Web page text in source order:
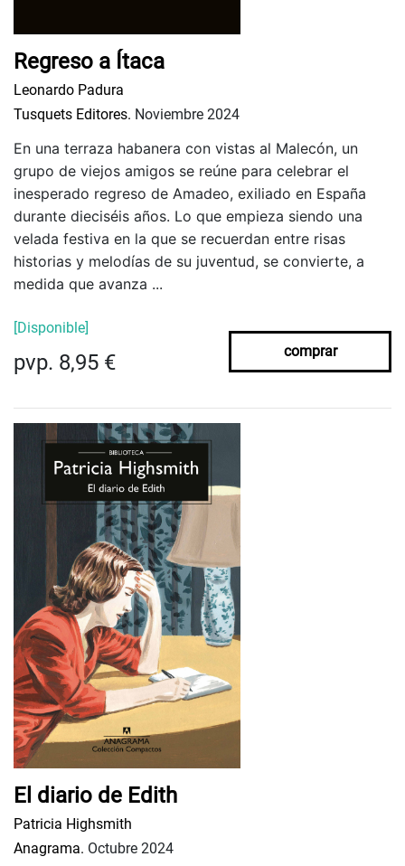
Regreso a Ítaca
Leonardo Padura
Tusquets Editores. Noviembre 2024
En una terraza habanera con vistas al Malecón, un
grupo de viejos amigos se reúne para celebrar el
inesperado regreso de Amadeo, exiliado en España
durante dieciséis años. Lo que empieza siendo una
velada festiva en la que se recuerdan entre risas
historias y melodías de su juventud, se convierte, a
medida que avanza ...
[Disponible]
pvp. 8,95 € comprar
El diario de Edith
Patricia Highsmith
Anagrama. Octubre 2024